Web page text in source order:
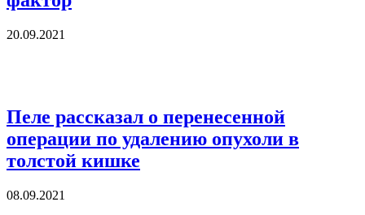
20.09.2021
Пеле рассказал о перенесенной
операции по удалению опухоли в
толстой кишке
08.09.2021